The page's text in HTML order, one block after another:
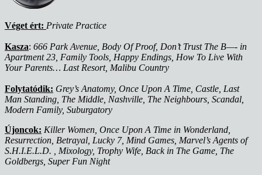
Véget ért: Private Practice
Kasza: 666 Park Avenue, Body Of Proof, Don’t Trust The B—- in
Apartment 23, Family Tools, Happy Endings, How To Live With
Your Parents… Last Resort, Malibu Country
Folytatódik: Grey’s Anatomy, Once Upon A Time, Castle, Last
Man Standing, The Middle, Nashville, The Neighbours, Scandal,
Modern Family, Suburgatory
Újoncok: Killer Women, Once Upon A Time in Wonderland,
Resurrection, Betrayal, Lucky 7, Mind Games, Marvel’s Agents of
S.H.I.E.L.D. , Mixology, Trophy Wife, Back in The Game, The
Goldbergs, Super Fun Night